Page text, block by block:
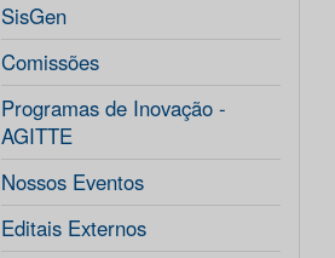
SisGen
Comissões
Programas de Inovação -
AGITTE
Nossos Eventos
Editais Externos